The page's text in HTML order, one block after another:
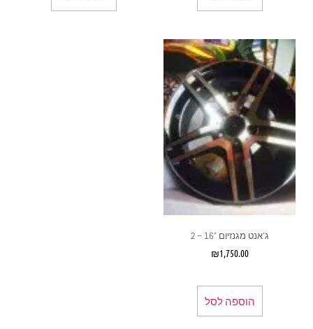
ג'אנט מגנזיום "16 – 2
₪1,750.00
הוספה לסל